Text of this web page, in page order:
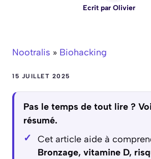
Ecrit par Olivier
Nootralis » Biohacking
15 JUILLET 2025
Pas le temps de tout lire ?
résumé.
Cet article aide à
Bronzage, vitamine D,